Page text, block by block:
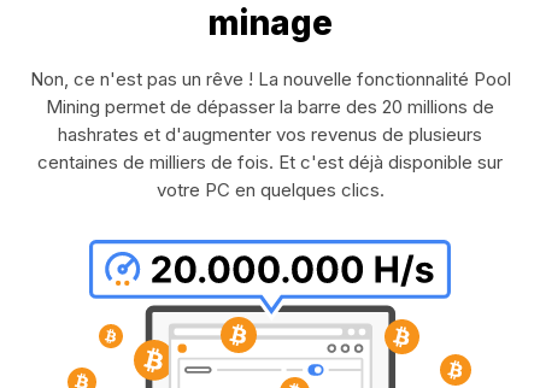
minage
Non, ce n'est pas un rêve ! La nouvelle fonctionnalité Pool
Mining permet de dépasser la barre des 20 millions de
hashrates et d'augmenter vos revenus de plusieurs
centaines de milliers de fois. Et c'est déjà disponible sur
votre PC en quelques clics.